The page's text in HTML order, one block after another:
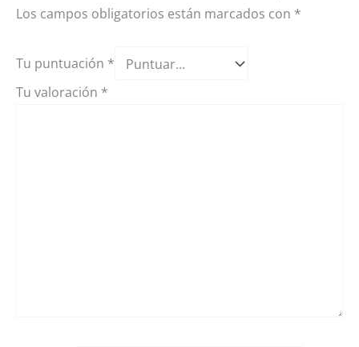
Los campos obligatorios están marcados con *
Tu puntuación *
Tu valoración *